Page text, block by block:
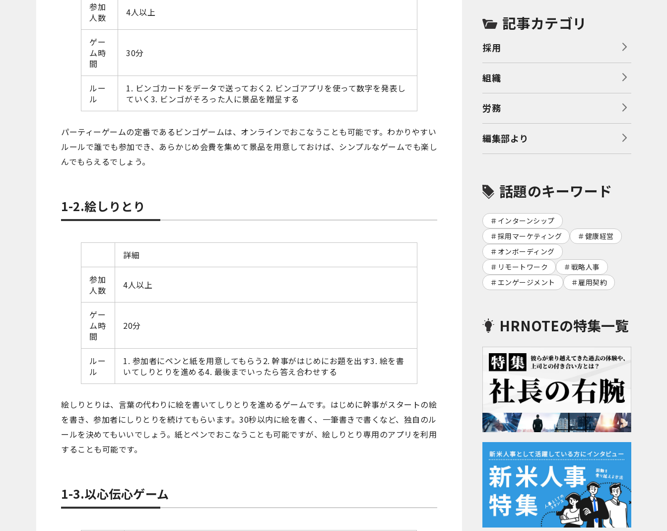
参加
人数
4人以上
ゲー
ム時
間
30分
ルー
ル
1. ビンゴカードをデータで送っておく2. ビンゴアプリを使って数字を発表し
ていく3. ビンゴがそろった人に景品を贈呈する
パーティーゲームの定番であるビンゴゲームは、オンラインでおこなうことも可能です。わかりやすい
ルールで誰でも参加でき、あらかじめ会費を集めて景品を用意しておけば、シンプルなゲームでも楽し
んでもらえるでしょう。
1-2.絵しりとり
詳細
参加
人数
4人以上
ゲー
ム時
間
20分
ルー
ル
1. 参加者にペンと紙を用意してもらう2. 幹事がはじめにお題を出す3. 絵を書
いてしりとりを進める4. 最後までいったら答え合わせする
絵しりとりは、言葉の代わりに絵を書いてしりとりを進めるゲームです。はじめに幹事がスタートの絵
を書き、参加者にしりとりを続けてもらいます。30秒以内に絵を書く、一筆書きで書くなど、独自のル
ールを決めてもいいでしょう。紙とペンでおこなうことも可能ですが、絵しりとり専用のアプリを利用
することも可能です。
1-3.以心伝心ゲーム
記事カテゴリ
採用
組織
労務
編集部より
話題のキーワード
インターンシップ
採用マーケティング
健康経営
オンボーディング
リモートワーク
戦略人事
エンゲージメント
雇用契約
HRNOTEの特集一覧